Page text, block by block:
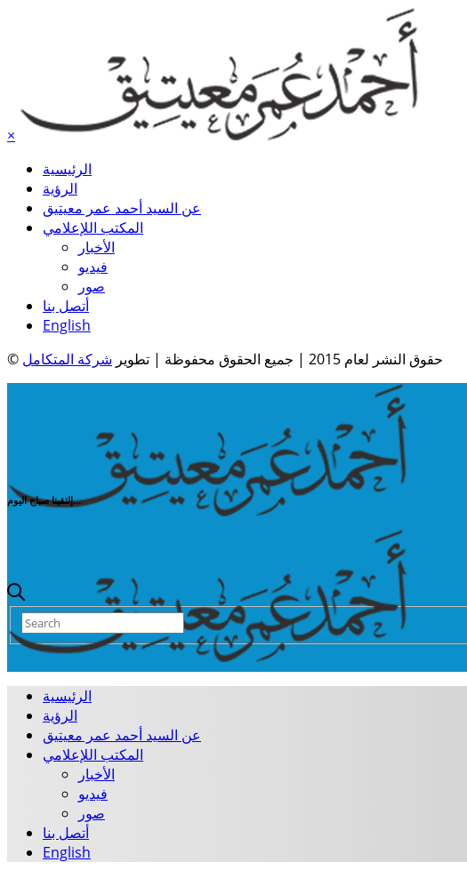
×
الرئيسية
الرؤية
عن السيد أحمد عمر معيتيق
المكتب اللإعلامي
الأخبار
فيديو
صور
أتصل بنا
English
© حقوق النشر لعام 2015 | جميع الحقوق محفوظة | تطوير
شركة المتكامل
إلتقينا صباح اليوم...
الرئيسية
الرؤية
عن السيد أحمد عمر معيتيق
المكتب اللإعلامي
الأخبار
فيديو
صور
أتصل بنا
English